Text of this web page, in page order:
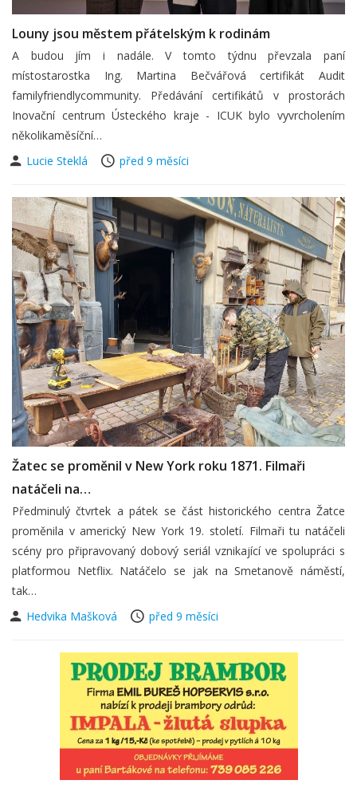
Louny jsou městem přátelským k rodinám
A budou jím i nadále. V tomto týdnu převzala paní
místostarostka Ing. Martina Bečvářová certifikát Audit
familyfriendlycommunity. Předávání certifikátů v prostorách
Inovační centrum Ústeckého kraje - ICUK bylo vyvrcholením
několikaměsíční…
Lucie Steklá
před 9 měsíci
Žatec se proměnil v New York roku 1871. Filmaři
natáčeli na…
Předminulý čtvrtek a pátek se část historického centra Žatce
proměnila v americký New York 19. století. Filmaři tu natáčeli
scény pro připravovaný dobový seriál vznikající ve spolupráci s
platformou Netflix. Natáčelo se jak na Smetanově náměstí,
tak…
Hedvika Mašková
před 9 měsíci